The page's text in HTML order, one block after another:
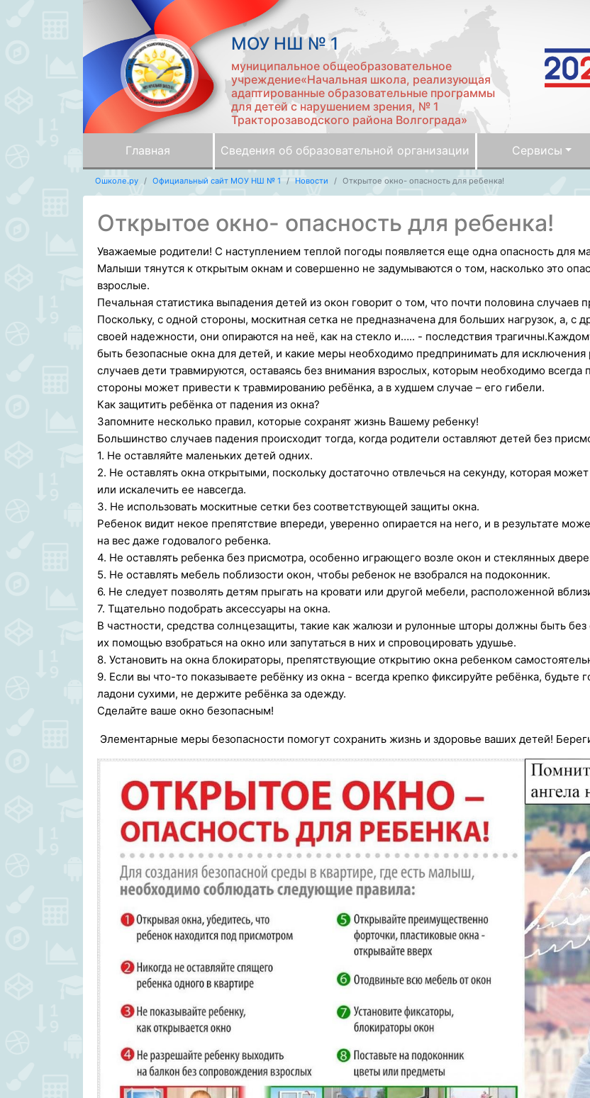
МОУ НШ № 1
муниципальное общеобразовательное
учреждение«Начальная школа, реализующая
адаптированные образовательные программы
для детей с нарушением зрения, № 1
Тракторозаводского района Волгограда»
Главная Сведения об образовательной организации Сервисы
Ошколе.ру Официальный сайт МОУ НШ № 1 Новости Открытое окно- опасность для ребенка!
Открытое окно- опасность для ребенка!
Уважаемые родители! С наступлением теплой погоды появляется еще одна опасность для
Малыши тянутся к открытым окнам и совершенно не задумываются о том, насколько это
взрослые.
Печальная статистика выпадения детей из окон говорит о том, что почти половина случаев
Поскольку, с одной стороны, москитная сетка не предназначена для больших нагрузок, а, с
своей надежности, они опираются на неё, как на стекло и….. - последствия
быть безопасные окна для детей, и какие меры необходимо предпринимать для
случаев дети травмируются, оставаясь без внимания взрослых, которым необходимо
стороны может привести к травмированию ребёнка, а в худшем случае – его гибели.
Как защитить ребёнка от падения из окна?
Запомните несколько правил, которые сохранят жизнь Вашему ребенку!
Большинство случаев падения происходит тогда, когда родители оставляют детей без
1. Не оставляйте маленьких детей одних.
2. Не оставлять окна открытыми, поскольку достаточно отвлечься на секунду, которая
или искалечить ее навсегда.
3. Не использовать москитные сетки без соответствующей защиты окна.
Ребенок видит некое препятствие впереди, уверенно опирается на него, и в результате
на вес даже годовалого ребенка.
4. Не оставлять ребенка без присмотра, особенно играющего возле окон и стеклянных
5. Не оставлять мебель поблизости окон, чтобы ребенок не взобрался на подоконник.
6. Не следует позволять детям прыгать на кровати или другой мебели, расположенной
7. Тщательно подобрать аксессуары на окна.
В частности, средства солнцезащиты, такие как жалюзи и рулонные шторы должны быть
их помощью взобраться на окно или запутаться в них и спровоцировать удушье.
8. Установить на окна блокираторы, препятствующие открытию окна ребенком
9. Если вы что-то показываете ребёнку из окна - всегда крепко фиксируйте ребёнка,
ладони сухими, не держите ребёнка за одежду.
Сделайте ваше окно безопасным!
Элементарные меры безопасности помогут сохранить жизнь и здоровье ваших детей!